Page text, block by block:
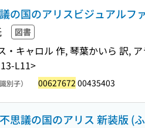
の国のアリスビジュアルフ
図書
・キャロル 作, 琴葉かいら 訳,
L11>
別子） 00627672 00435403
思議の国のアリス 新装版 (